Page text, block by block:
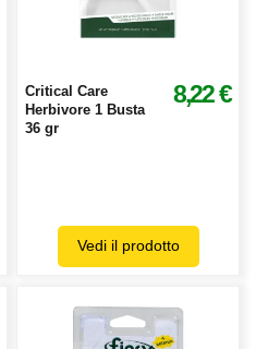
Critical Care
Herbivore 1 Busta
36 gr
8,22 €
Vedi il prodotto